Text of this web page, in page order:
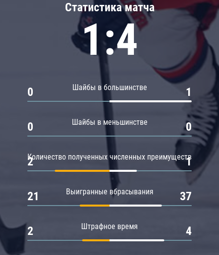
Статистика матча
1:4
Шайбы в большинстве
0 1
Шайбы в меньшинстве
0 0
Количество полученных численных преимуществ
2 1
Выигранные вбрасывания
21 37
Штрафное время
2 4